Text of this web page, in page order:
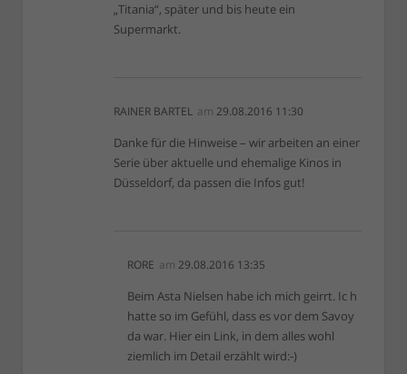
„Titania“, später und bis heute ein
Supermarkt.
RAINER BARTEL am 29.08.2016 11:30
Danke für die Hinweise – wir arbeiten an einer
Serie über aktuelle und ehemalige Kinos in
Düsseldorf, da passen die Infos gut!
RORE am 29.08.2016 13:35
Beim Asta Nielsen habe ich mich geirrt. Ic h
hatte so im Gefühl, dass es vor dem Savoy
da war. Hier ein Link, in dem alles wohl
ziemlich im Detail erzählt wird:-)